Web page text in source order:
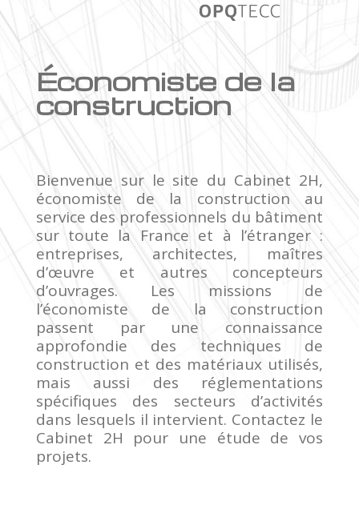
Économiste de la
construction
Bienvenue sur le site du Cabinet 2H,
économiste de la construction au
service des professionnels du bâtiment
sur toute la France et à l’étranger :
entreprises, architectes, maîtres
d’œuvre et autres concepteurs
d’ouvrages. Les missions de
l’économiste de la construction
passent par une connaissance
approfondie des techniques de
construction et des matériaux utilisés,
mais aussi des réglementations
spécifiques des secteurs d’activités
dans lesquels il intervient. Contactez le
Cabinet 2H pour une étude de vos
projets.